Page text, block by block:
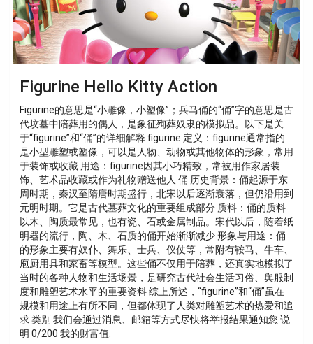
Figurine Hello Kitty Action
Figurine的意思是“小雕像，小塑像”；兵马俑的“俑”字的意思是古
代坟墓中陪葬用的偶人，是象征殉葬奴隶的模拟品。以下是关
于“figurine”和“俑”的详细解释 figurine 定义：figurine通常指的
是小型雕塑或塑像，可以是人物、动物或其他物体的形象，常用
于装饰或收藏 用途：figurine因其小巧精致，常被用作家居装
饰、艺术品收藏或作为礼物赠送他人 俑 历史背景：俑起源于东
周时期，秦汉至隋唐时期盛行，北宋以后逐渐衰落，但仍沿用到
元明时期。它是古代墓葬文化的重要组成部分 质料：俑的质料
以木、陶质最常见，也有瓷、石或金属制品。宋代以后，随着纸
明器的流行，陶、木、石质的俑开始渐渐减少 形象与用途：俑
的形象主要有奴仆、舞乐、士兵、仪仗等，常附有鞍马、牛车、
庖厨用具和家畜等模型。这些俑不仅用于陪葬，还真实地模拟了
当时的各种人物和生活场景，是研究古代社会生活习俗、舆服制
度和雕塑艺术水平的重要资料 综上所述，“figurine”和“俑”虽在
规模和用途上有所不同，但都体现了人类对雕塑艺术的热爱和追
求 类别 我们会通过消息、邮箱等方式尽快将举报结果通知您 说
明 0/200 我的财富值.